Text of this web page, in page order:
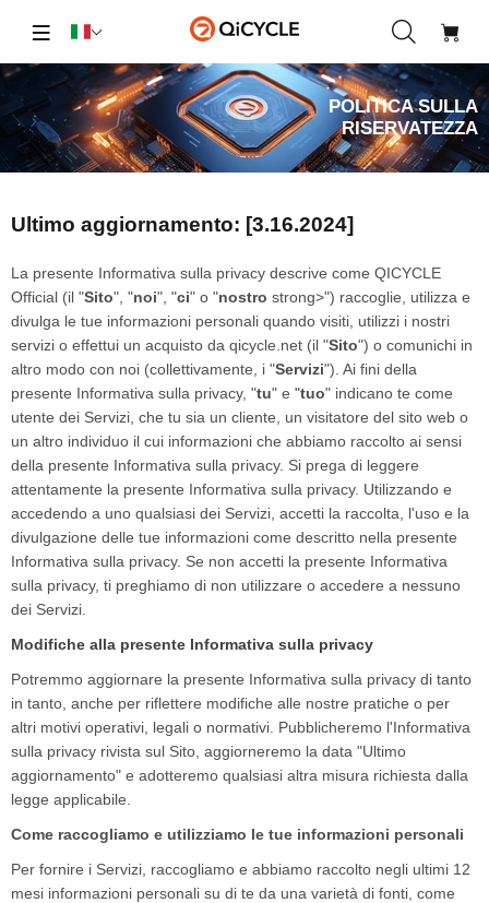
POLITICA SULLA
RISERVATEZZA
Ultimo aggiornamento: [3.16.2024]
La presente Informativa sulla privacy descrive come QICYCLE
Official (il "Sito", "noi", "ci" o "nostro strong>") raccoglie, utilizza e
divulga le tue informazioni personali quando visiti, utilizzi i nostri
servizi o effettui un acquisto da qicycle.net (il "Sito") o comunichi in
altro modo con noi (collettivamente, i "Servizi"). Ai fini della
presente Informativa sulla privacy, "tu" e "tuo" indicano te come
utente dei Servizi, che tu sia un cliente, un visitatore del sito web o
un altro individuo il cui informazioni che abbiamo raccolto ai sensi
della presente Informativa sulla privacy. Si prega di leggere
attentamente la presente Informativa sulla privacy. Utilizzando e
accedendo a uno qualsiasi dei Servizi, accetti la raccolta, l'uso e la
divulgazione delle tue informazioni come descritto nella presente
Informativa sulla privacy. Se non accetti la presente Informativa
sulla privacy, ti preghiamo di non utilizzare o accedere a nessuno
dei Servizi.
Modifiche alla presente Informativa sulla privacy
Potremmo aggiornare la presente Informativa sulla privacy di tanto
in tanto, anche per riflettere modifiche alle nostre pratiche o per
altri motivi operativi, legali o normativi. Pubblicheremo l'Informativa
sulla privacy rivista sul Sito, aggiorneremo la data "Ultimo
aggiornamento" e adotteremo qualsiasi altra misura richiesta dalla
legge applicabile.
Come raccogliamo e utilizziamo le tue informazioni personali
Per fornire i Servizi, raccogliamo e abbiamo raccolto negli ultimi 12
mesi informazioni personali su di te da una varietà di fonti, come